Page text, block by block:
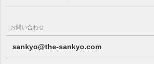
お問い合わせ
sankyo@the-sankyo.com